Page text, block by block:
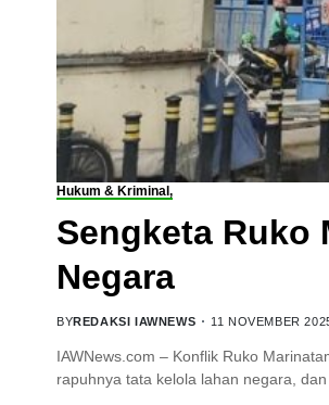
Hukum & Kriminal,
Sengketa Ruko
Negara
BYREDAKSI IAWNEWS 11 NOVEMBER
IAWNews.com – Konflik Ruko
rapuhnya tata kelola lahan negara,